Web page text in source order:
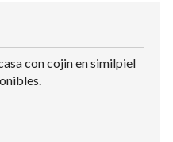
con cojin en similpiel